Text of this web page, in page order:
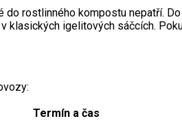
rostlinného kompostu nepatří.
igelitových sáčcích.
Termín a čas